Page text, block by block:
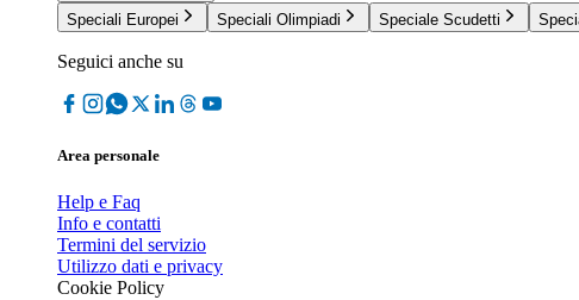
Speciali Europei
Speciali Olimpiadi Speciale Scudetti
Seguici anche su
Area personale
Help e Faq
Info e contatti
Termini del servizio
Utilizzo dati e privacy
Cookie Policy